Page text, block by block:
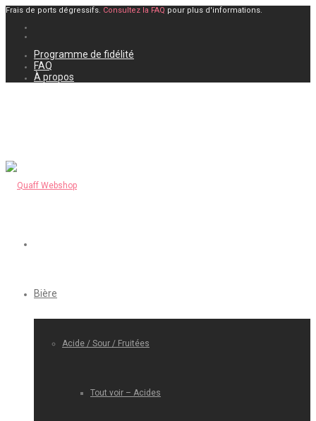
Frais de ports dégressifs. Consultez la FAQ pour plus d'informations.
Programme de fidélité
FAQ
À propos
Bière
Acide / Sour / Fruitées
Tout voir – Acides